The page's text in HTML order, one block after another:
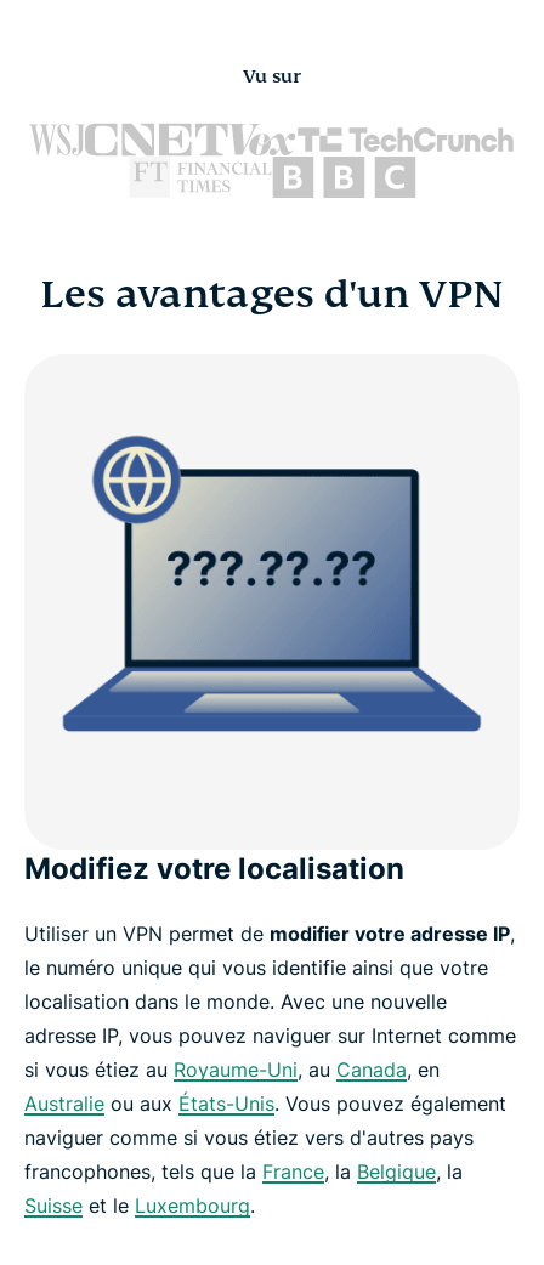
Vu sur
Les avantages d'un VPN
Modifiez votre localisation
Utiliser un VPN permet de modifier votre adresse IP,
le numéro unique qui vous identifie ainsi que votre
localisation dans le monde. Avec une nouvelle
adresse IP, vous pouvez naviguer sur Internet comme
si vous étiez au Royaume-Uni, au Canada, en
Australie ou aux États-Unis. Vous pouvez également
naviguer comme si vous étiez vers d'autres pays
francophones, tels que la France, la Belgique, la
Suisse et le Luxembourg.